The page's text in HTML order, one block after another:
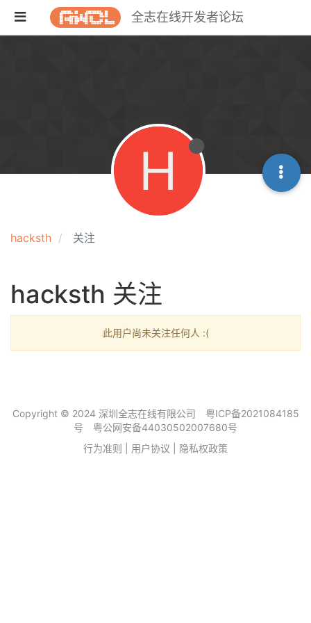
全志在线开发者论坛
hacksth 关注
H
hacksth 关注
此用户尚未关注任何人 :(
Copyright © 2024 深圳全志在线有限公司
粤ICP备2021084185
号
粤公网安备44030502007680号
行为准则
用户协议 隐私权政策